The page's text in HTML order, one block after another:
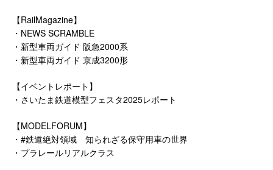
【RailMagazine】
・NEWS SCRAMBLE
・新型車両ガイド 阪急2000系
・新型車両ガイド 京成3200形
【イベントレポート】
・さいたま鉄道模型フェスタ2025レポート
【MODELFORUM】
・#鉄道絶対領域 知られざる保守用車の世界
・プラレールリアルクラス